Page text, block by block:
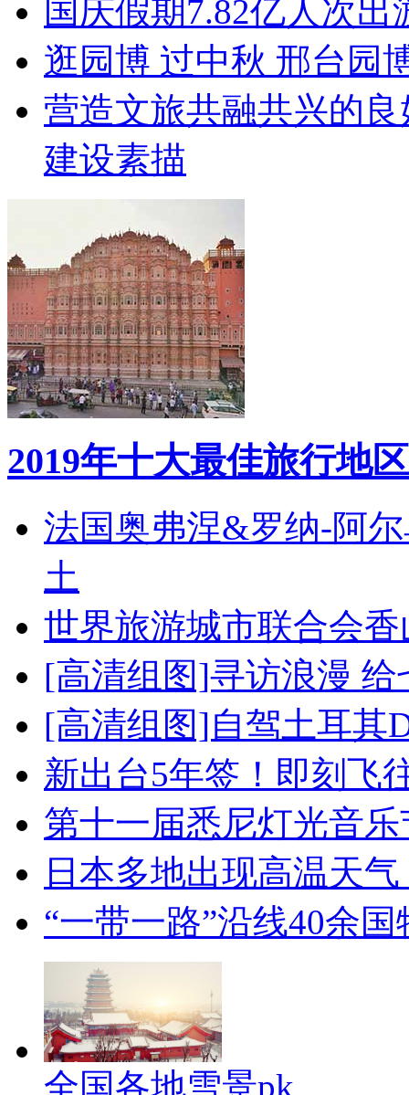
国庆假期7.82亿人次
逛园博 过中秋 邢台园
营造文旅共融共兴的
建设素描
2019年十大最佳旅行地区
法国奥弗涅&罗纳-阿
土
世界旅游城市联合会
[高清组图]寻访浪漫
[高清组图]自驾土耳其
新出台5年签！即刻飞
第十一届悉尼灯光音
日本多地出现高温天
“一带一路”沿线40余
全国各地雪景pk